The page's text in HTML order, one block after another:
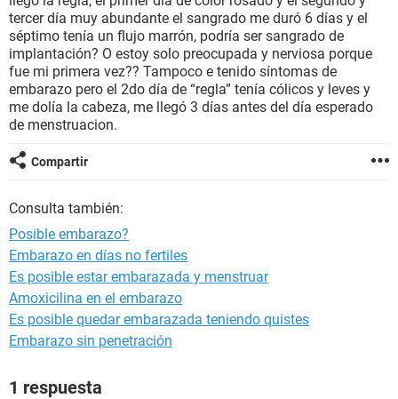
GLOSARIO
tercer día muy abundante el sangrado me duró 6 días y el
séptimo tenía un flujo marrón, podría ser sangrado de
implantación? O estoy solo preocupada y nerviosa porque
fue mi primera vez?? Tampoco e tenido síntomas de
embarazo pero el 2do día de “regla” tenía cólicos y leves y
me dolía la cabeza, me llegó 3 días antes del día esperado
de menstruacion.
Compartir
Consulta también:
Posible embarazo?
Embarazo en días no fertiles
Es posible estar embarazada y menstruar
Amoxicilina en el embarazo
Es posible quedar embarazada teniendo quistes
Embarazo sin penetración
1 respuesta